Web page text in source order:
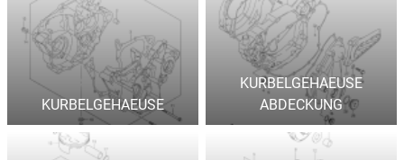
KURBELGEHAEUSE
KURBELGEHAEUSE
ABDECKUNG